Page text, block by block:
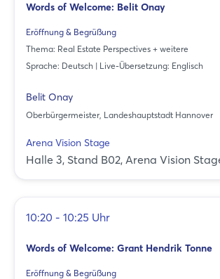
Words of Welcome: Belit Onay
Eröffnung & Begrüßung
Thema: Real Estate Perspectives + weitere
Sprache: Deutsch | Live-Übersetzung: Englisch
Belit Onay
Oberbürgermeister, Landeshauptstadt Hannover
Arena Vision Stage
Halle 3, Stand B02, Arena Vision
10:20 - 10:25 Uhr
Words of Welcome: Grant Hendrik Tonne
Eröffnung & Begrüßung